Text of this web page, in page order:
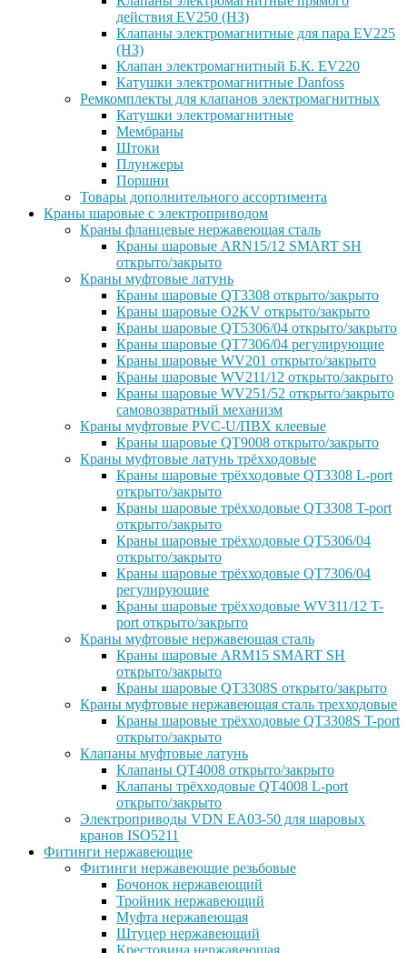
действия EV250 (НЗ)
Клапаны электромагнитные для пара EV225
(НЗ)
Клапан электромагнитный Б.К. EV220
Катушки электромагнитные Danfoss
Ремкомплекты для клапанов электромагнитных
Катушки электромагнитные
Мембраны
Штоки
Плунжеры
Поршни
Товары дополнительного ассортимента
Краны шаровые с электроприводом
Краны фланцевые нержавеющая сталь
Краны шаровые ARN15/12 SMART SH
открыто/закрыто
Краны муфтовые латунь
Краны шаровые QT3308 открыто/закрыто
Краны шаровые O2KV открыто/закрыто
Краны шаровые QT5306/04 открыто/закрыто
Краны шаровые QT7306/04 регулирующие
Краны шаровые WV201 открыто/закрыто
Краны шаровые WV211/12 открыто/закрыто
Краны шаровые WV251/52 открыто/закрыто
самовозвратный механизм
Краны муфтовые PVC-U/ПВХ клеевые
Краны шаровые QT9008 открыто/закрыто
Краны муфтовые латунь трёхходовые
Краны шаровые трёхходовые QT3308 L-port
открыто/закрыто
Краны шаровые трёхходовые QT3308 T-port
открыто/закрыто
Краны шаровые трёхходовые QT5306/04
открыто/закрыто
Краны шаровые трёхходовые QT7306/04
регулирующие
Краны шаровые трёхходовые WV311/12 T-
port открыто/закрыто
Краны муфтовые нержавеющая сталь
Краны шаровые ARM15 SMART SH
открыто/закрыто
Краны шаровые QT3308S открыто/закрыто
Краны муфтовые нержавеющая сталь трехходовые
Краны шаровые трёхходовые QT3308S T-port
открыто/закрыто
Клапаны муфтовые латунь
Клапаны QT4008 открыто/закрыто
Клапаны трёхходовые QT4008 L-port
открыто/закрыто
Электроприводы VDN EA03-50 для шаровых
кранов ISO5211
Фитинги нержавеющие
Фитинги нержавеющие резьбовые
Бочонок нержавеющий
Тройник нержавеющий
Муфта нержавеющая
Штуцер нержавеющий
Крестовина нержавеющая